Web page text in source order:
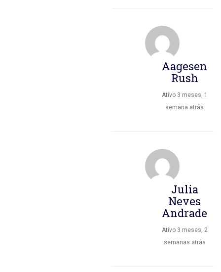
Aagesen
Rush
Ativo 3 meses, 1
semana atrás
Julia
Neves
Andrade
Ativo 3 meses, 2
semanas atrás